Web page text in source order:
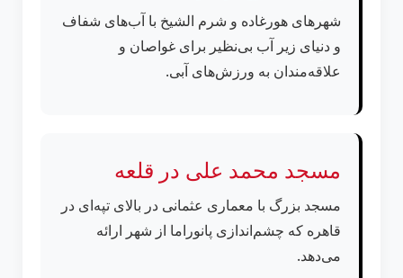
شهرهای هورغاده و شرم الشیخ با آب‌های شفاف
و دنیای زیر آب بی‌نظیر برای غواصان و
علاقه‌مندان به ورزش‌های آبی.
مسجد محمد علی در قلعه
مسجد بزرگ با معماری عثمانی در بالای تپه‌ای در
قاهره که چشم‌اندازی پانوراما از شهر ارائه
می‌دهد.